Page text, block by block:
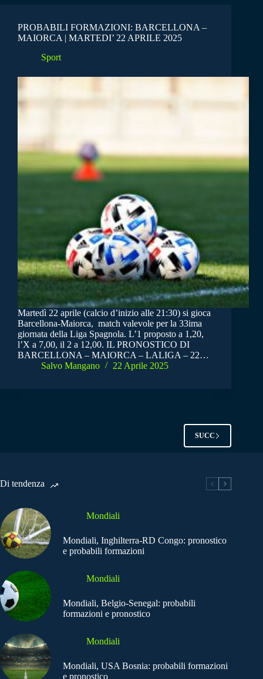
PROBABILI FORMAZIONI: BARCELLONA –
MAIORCA | MARTEDI’ 22 APRILE 2025
Sport
Martedì 22 aprile (calcio d’inizio alle 21:30) si gioca
Barcellona-Maiorca, match valevole per la 33ima
giornata della Liga Spagnola. L’1 proposto a 1,20,
l’X a 7,00, il 2 a 12,00. IL PRONOSTICO DI
BARCELLONA – MAIORCA – LALIGA – 22…
Salvo Mangano
22 Aprile 2025
SUCC
Di tendenza
Mondiali
Mondiali, Inghilterra-RD Congo: pronostico
e probabili formazioni
Mondiali
Mondiali, Belgio-Senegal: probabili
formazioni e pronostico
Mondiali
Mondiali, USA Bosnia: probabili formazioni
e pronostico